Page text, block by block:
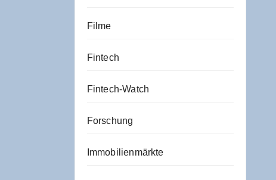
Filme
Fintech
Fintech-Watch
Forschung
Immobilienmärkte